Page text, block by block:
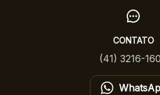
CONTATO
(41) 3216-